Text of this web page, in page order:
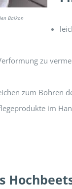
Balkon
zu
zum Bohren
im